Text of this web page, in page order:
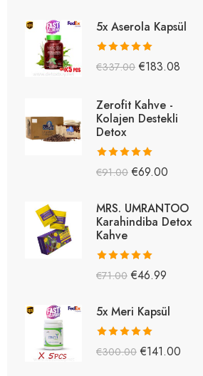
5x Aserola Kapsül
5 üzerinden
€337.00 €183.08
Zerofit Kahve -
Kolajen Destekli
Detox
5 üzerinden
€91.00 €69.00
MRS. UMRANTOO
Karahindiba Detox
Kahve
5 üzerinden
€71.00 €46.99
5x Meri Kapsül
5 üzerinden
€300.00 €141.00